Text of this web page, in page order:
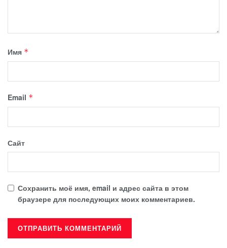
Имя *
Email *
Сайт
Сохранить моё имя, email и адрес сайта в этом
браузере для последующих моих комментариев.